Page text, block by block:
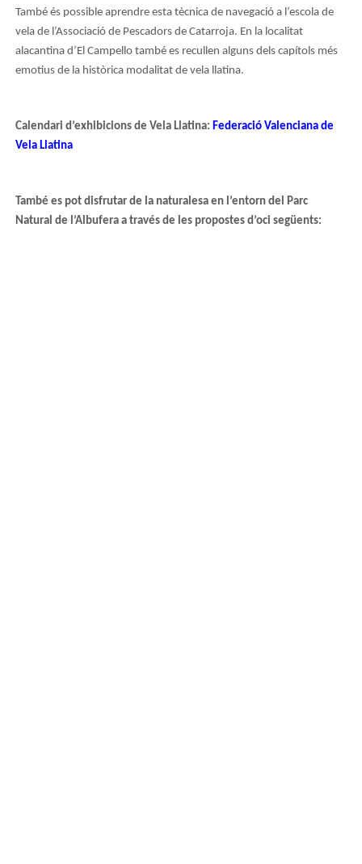
També és possible aprendre esta tècnica de navegació a l’escola de
vela de l’Associació de Pescadors de Catarroja. En la localitat
alacantina d’El Campello també es recullen alguns dels capítols més
emotius de la històrica modalitat de vela llatina.
Calendari d’exhibicions de Vela Llatina: Federació Valenciana de
Vela Llatina
També es pot disfrutar de la naturalesa en l’entorn del Parc
Natural de l’Albufera a través de les propostes d’oci següents: